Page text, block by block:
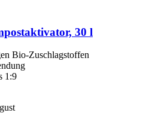
30 l
Bio-Zuschlagstoffen
1:9